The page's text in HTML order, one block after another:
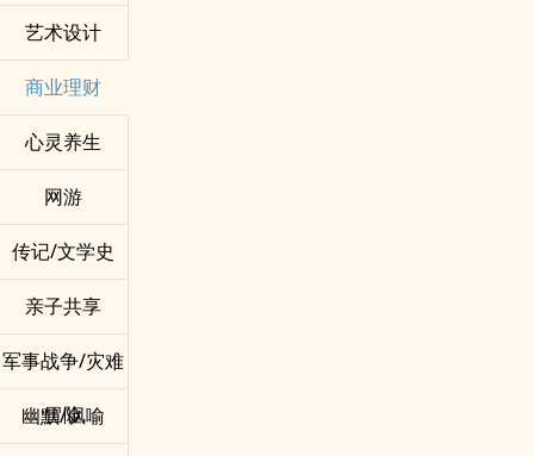
艺术设计
商业理财
心灵养生
网游
传记/文学史
亲子共享
军事战争/灾难
冒险
幽默/讽喻